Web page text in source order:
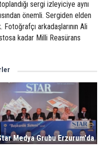
sergi izleyiciye aynı
önemli. Sergiden elden
arkadaşlarının Ali
kadar Milli Reasürans
Medya Grubu Erzurum'da